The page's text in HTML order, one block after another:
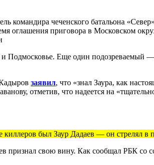
командира чеченского батальона
оглашения приговора в Московском
Подмосковье. Еще один подозреваемый —
заявил, что «знал Заура, как
отметив, что надеется на
киллеров был Заур Дадаев — он стрелял в
признал свою вину. Как сообщал РБК со